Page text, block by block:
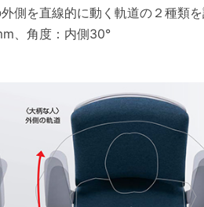
側を直線的に動く軌道の２種類を
、角度：内側30°